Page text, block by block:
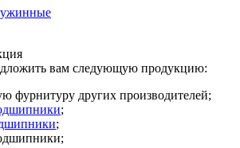
вам следующую продукцию:
фурнитуру других производителей;
;
;